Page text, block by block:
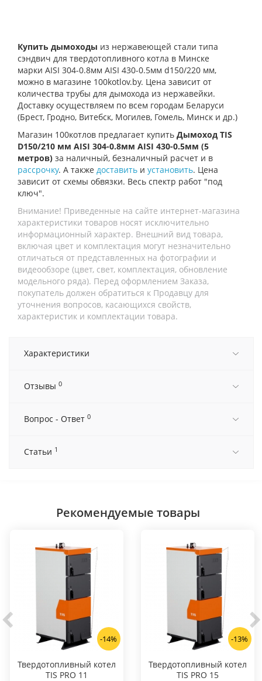
Купить дымоходы из нержавеющей стали типа
сэндвич для твердотопливного котла в Минске
марки AISI 304-0.8мм AISI 430-0.5мм d150/220 мм,
можно в магазине 100kotlov.by. Цена зависит от
количества трубы для дымохода из нержавейки.
Доставку осуществляем по всем городам Беларуси
(Брест, Гродно, Витебск, Могилев, Гомель, Минск и др.)
Магазин 100котлов предлагает купить Дымоход TIS
D150/210 мм AISI 304-0.8мм AISI 430-0.5мм (5
метров) за наличный, безналичный расчет и в
рассрочку. А также доставить и установить. Цена
зависит от схемы обвязки. Весь спектр работ "под
ключ".
Внимание! Приведенные на сайте интернет-магазина
характеристики товаров носят исключительно
информационный характер. Внешний вид товара,
включая цвет и комплектация могут незначительно
отличаться от представленных на фотографии и
видеообзоре (цвет, свет, комплектация, обновление
модельного ряда). Перед оформлением Заказа,
покупатель должен обратиться к Продавцу для
уточнения вопросов, касающихся свойств,
характеристик и комплектации товара.
Характеристики
Отзывы 0
Вопрос - Ответ 0
Статьи 1
Рекомендуемые товары
-14%
Твердотопливный котел
TIS PRO 11
-13%
Твердотопливный котел
TIS PRO 15